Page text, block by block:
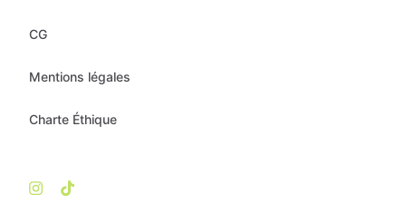
CG
Mentions légales
Charte Éthique